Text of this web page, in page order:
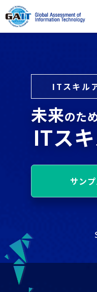
団体受験
GAITを知る
人財評価
人財育成
配置転換
ITエンジニア研
ITスキル
未来のた
ITス
サン